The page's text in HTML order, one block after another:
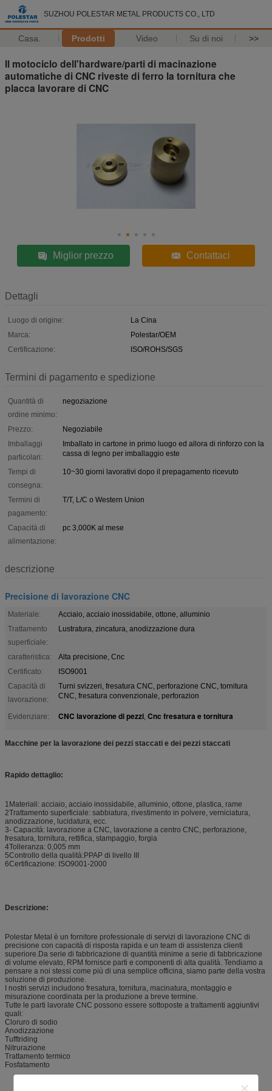
SUZHOU POLESTAR METAL PRODUCTS CO., LTD
Casa. Prodotti Video Su di noi >>
Il motociclo dell'hardware/parti di macinazione
automatiche di CNC riveste di ferro la tornitura che
placca lavorare di CNC
Miglior prezzo Contattaci
Dettagli
Luogo di origine:
La Cina
Marca:
Polestar/OEM
Certificazione:
ISO/ROHS/SGS
Termini di pagamento e spedizione
Quantità di
ordine minimo:
negoziazione
Prezzo:
Negoziabile
Imballaggi
particolari:
Imballato in cartone in primo luogo ed allora di rinforzo con la
cassa di legno per imballaggio este
Tempi di
consegna:
10~30 giorni lavorativi dopo il prepagamento ricevuto
Termini di
pagamento:
T/T, L/C o Western Union
Capacità di
alimentazione:
pc 3,000K al mese
descrizione
Precisione di lavorazione CNC
Materiale:
Acciaio, acciaio inossidabile, ottone, alluminio
Trattamento
superficiale:
Lustratura, zincatura, anodizzazione dura
caratteristica:
Alta precisione, Cnc
Certificato:
ISO9001
Capacità di
lavorazione:
Turni svizzeri, fresatura CNC, perforazione CNC, tornitura
CNC, fresatura convenzionale, perforazion
Evidenziare: CNC lavorazione di pezzi, Cnc fresatura e tornitura
Macchine per la lavorazione dei pezzi staccati e dei pezzi staccati
Rapido dettaglio:
1Materiali: acciaio, acciaio inossidabile, alluminio, ottone, plastica, rame
2Trattamento superficiale: sabbiatura, rivestimento in polvere, verniciatura,
anodizzazione, lucidatura, ecc.
3- Capacità: lavorazione a CNC, lavorazione a centro CNC, perforazione,
fresatura, tornitura, rettifica, stampaggio, forgia
4Tolleranza: 0,005 mm
5Controllo della qualità:PPAP di livello III
6Certificazione: ISO9001-2000
Descrizione:
Polestar Metal è un fornitore professionale di servizi di lavorazione CNC di
precisione con capacità di risposta rapida e un team di assistenza clienti
superiore.Da serie di fabbricazione di quantità minime a serie di fabbricazione
di volume elevato, RPM fornisce parti e componenti di alta qualità. Tendiamo a
pensare a noi stessi come più di una semplice officina, siamo parte della vostra
soluzione di produzione.
I nostri servizi includono fresatura, tornitura, macinatura, montaggio e
misurazione coordinata per la produzione a breve termine.
Tutte le parti lavorate CNC possono essere sottoposte a trattamenti aggiuntivi
quali:
Cloruro di sodio
Anodizzazione
Tufftriding
Nitrurazione
Trattamento termico
Fosfatamento